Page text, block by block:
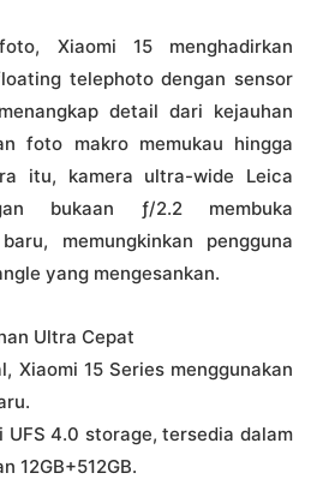
Xiaomi 15 menghadirkan
telephoto dengan sensor
detail dari kejauhan
foto makro memukau hingga
itu, kamera ultra-wide Leica
bukaan ƒ/2.2 membuka
memungkinkan pengguna
yang mengesankan.
Ultra Cepat
Xiaomi 15 Series menggunakan
UFS 4.0 storage, tersedia dalam
12GB+512GB.